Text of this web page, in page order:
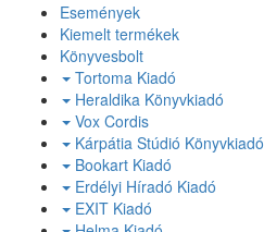
Események
Kiemelt termékek
Könyvesbolt
Tortoma Kiadó
Heraldika Könyvkiadó
Vox Cordis
Kárpátia Stúdió Könyvkiadó
Bookart Kiadó
Erdélyi Híradó Kiadó
EXIT Kiadó